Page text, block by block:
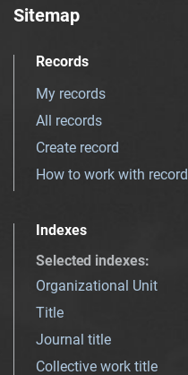
Sitemap
Records
My records
All records
Create record
How to work with record
Indexes
Selected indexes:
Organizational Unit
Title
Journal title
Collective work title